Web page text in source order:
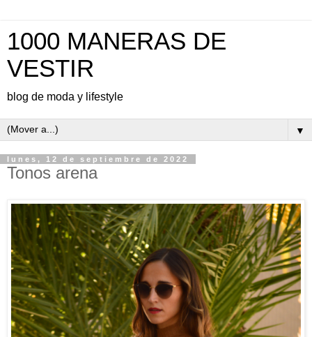
1000 MANERAS DE
VESTIR
blog de moda y lifestyle
▼
lunes, 12 de septiembre de 2022
Tonos arena